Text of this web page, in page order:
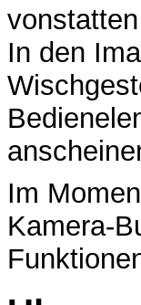
In den
Im
Kamera-